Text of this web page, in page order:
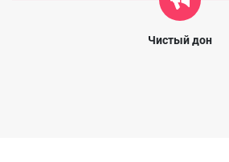
Чистый дон